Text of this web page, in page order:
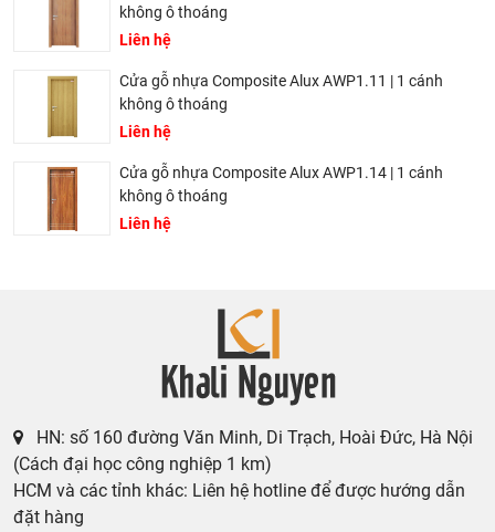
không ô thoáng
Liên hệ
Cửa gỗ nhựa Composite Alux AWP1.11 | 1 cánh
không ô thoáng
Liên hệ
Cửa gỗ nhựa Composite Alux AWP1.14 | 1 cánh
không ô thoáng
Liên hệ
HN: số 160 đường Văn Minh, Di Trạch, Hoài Đức, Hà Nội
(Cách đại học công nghiệp 1 km)
HCM và các tỉnh khác: Liên hệ hotline để được hướng dẫn
đặt hàng